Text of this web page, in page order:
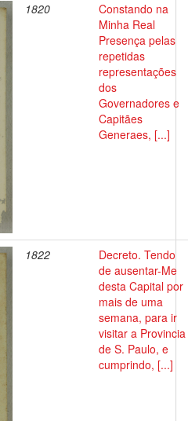
1820
Constando na
Minha Real
Presença pelas
repetidas
representações
dos
Governadores e
Capitães
Generaes, [...]
1822
Decreto. Tendo
de ausentar-Me
desta Capital por
mais de uma
semana, para ir
visitar a Provincia
de S. Paulo, e
cumprindo, [...]